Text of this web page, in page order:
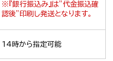
※『銀行振込み』は”代金振込確
認後”印刷し発送となります。
14時から指定可能